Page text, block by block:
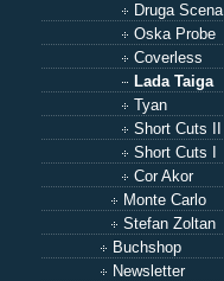
Druga Scena
Oska Probe
Coverless
Lada Taiga
Tyan
Short Cuts II
Short Cuts I
Cor Akor
Monte Carlo
Stefan Zoltan
Buchshop
Newsletter